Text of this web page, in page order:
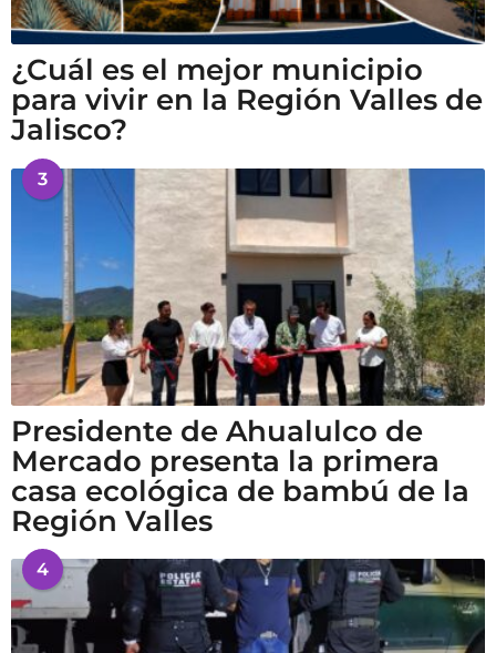
¿Cuál es el mejor municipio
para vivir en la Región Valles de
Jalisco?
3
Presidente de Ahualulco de
Mercado presenta la primera
casa ecológica de bambú de la
Región Valles
4